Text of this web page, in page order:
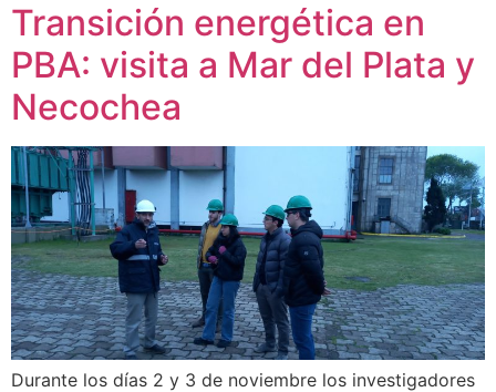
Transición energética en
PBA: visita a Mar del Plata y
Necochea
Durante los días 2 y 3 de noviembre los investigadores